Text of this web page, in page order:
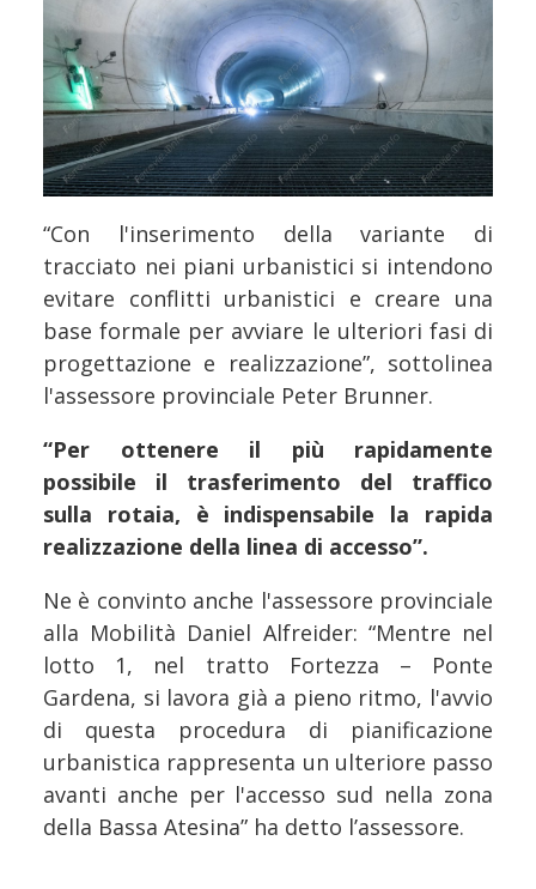
“Con l'inserimento della variante di
tracciato nei piani urbanistici si intendono
evitare conflitti urbanistici e creare una
base formale per avviare le ulteriori fasi di
progettazione e realizzazione”, sottolinea
l'assessore provinciale Peter Brunner.
“Per ottenere il più rapidamente
possibile il trasferimento del traffico
sulla rotaia, è indispensabile la rapida
realizzazione della linea di accesso”.
Ne è convinto anche l'assessore provinciale
alla Mobilità Daniel Alfreider: “Mentre nel
lotto 1, nel tratto Fortezza – Ponte
Gardena, si lavora già a pieno ritmo, l'avvio
di questa procedura di pianificazione
urbanistica rappresenta un ulteriore passo
avanti anche per l'accesso sud nella zona
della Bassa Atesina” ha detto l’assessore.